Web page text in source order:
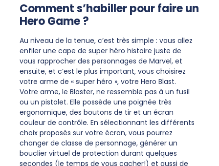
Comment s’habiller pour faire un
Hero Game ?
Au niveau de la tenue, c’est très simple : vous allez
enfiler une cape de super héro histoire juste de
vous rapprocher des personnages de Marvel, et
ensuite, et c’est le plus important, vous choisirez
votre arme de « super héro », votre Hero Blast.
Votre arme, le Blaster, ne ressemble pas à un fusil
ou un pistolet. Elle possède une poignée très
ergonomique, des boutons de tir et un écran
couleur de contrôle. En sélectionnant les différents
choix proposés sur votre écran, vous pourrez
changer de classe de personnage, générer un
bouclier virtuel de protection durant quelques
secondes (le temps de vous cacher!) et aussi de